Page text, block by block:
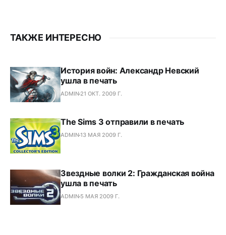
ТАКЖЕ ИНТЕРЕСНО
История войн: Александр Невский
ушла в печать
ADMIN 21 ОКТ. 2009 Г.
The Sims 3 отправили в печать
ADMIN13 МАЯ 2009 Г.
Звездные волки 2: Гражданская война
ушла в печать
ADMIN 5 МАЯ 2009 Г.